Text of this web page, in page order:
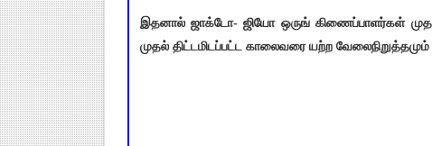
இதனால் ஜாக்டோ- ஜியோ ஒருங் கிணைப்பாளர்கள்
முதல் திட்டமிடப்பட்ட காலைவரை யற்ற